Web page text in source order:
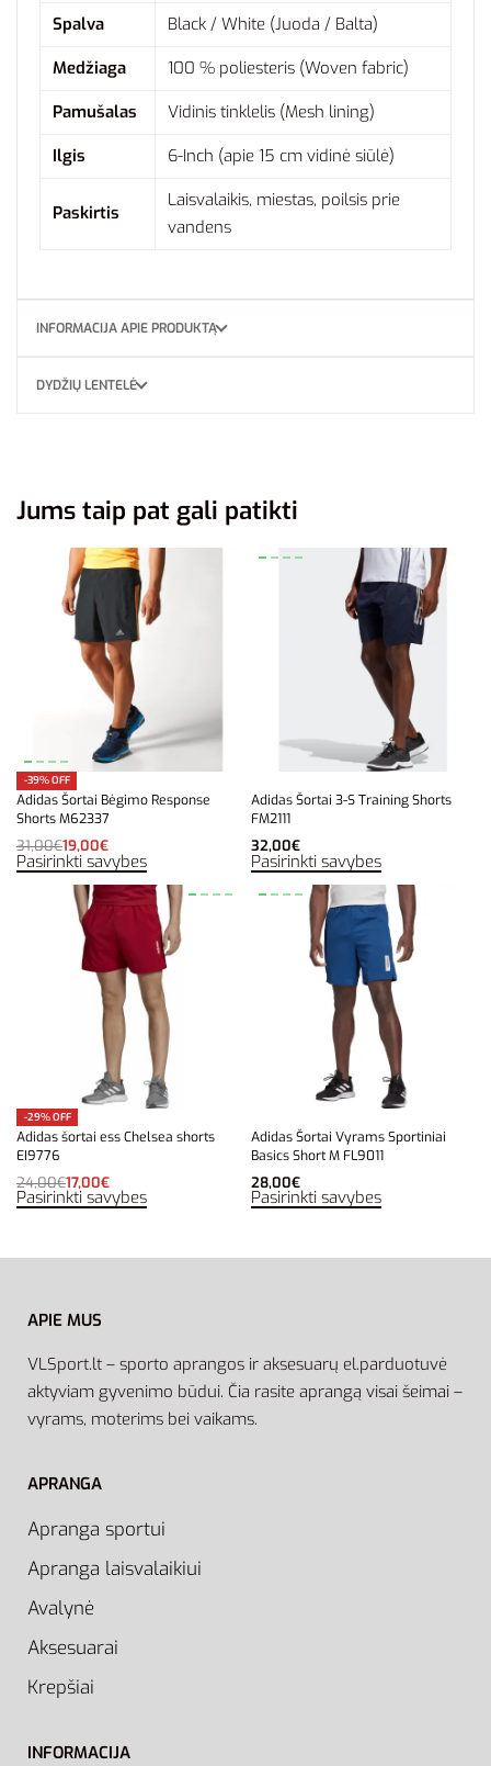
Spalva
Black / White (Juoda / Balta)
Medžiaga
100 % poliesteris (Woven fabric)
Pamušalas
Vidinis tinklelis (Mesh lining)
Ilgis
6-Inch (apie 15 cm vidinė siūlė)
Paskirtis
Laisvalaikis, miestas, poilsis prie
vandens
INFORMACIJA APIE PRODUKTĄ
DYDŽIŲ LENTELĖ
Jums taip pat gali patikti
-39% OFF
Adidas Šortai Bėgimo Response
Shorts M62337
31,00€19,00€
Pasirinkti savybes
Adidas Šortai 3-S Training Shorts
FM2111
32,00€
Pasirinkti savybes
-29% OFF
Adidas šortai ess Chelsea shorts
EI9776
24,00€17,00€
Pasirinkti savybes
Adidas Šortai Vyrams Sportiniai
Basics Short M FL9011
28,00€
Pasirinkti savybes
APIE MUS
VLSport.lt – sporto aprangos ir aksesuarų el.parduotuvė
aktyviam gyvenimo būdui. Čia rasite aprangą visai šeimai –
vyrams, moterims bei vaikams.
APRANGA
Apranga sportui
Apranga laisvalaikiui
Avalynė
Aksesuarai
Krepšiai
INFORMACIJA